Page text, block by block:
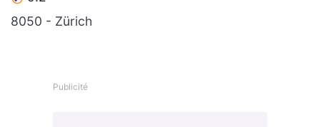
8050 - Zürich
Publicité